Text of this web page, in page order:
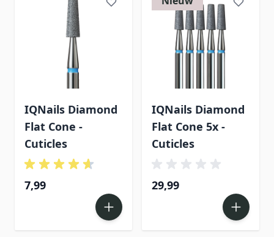
IQNails Diamond
Flat Cone -
Cuticles
7,99
IQNails Diamond
Flat Cone 5x -
Cuticles
29,99